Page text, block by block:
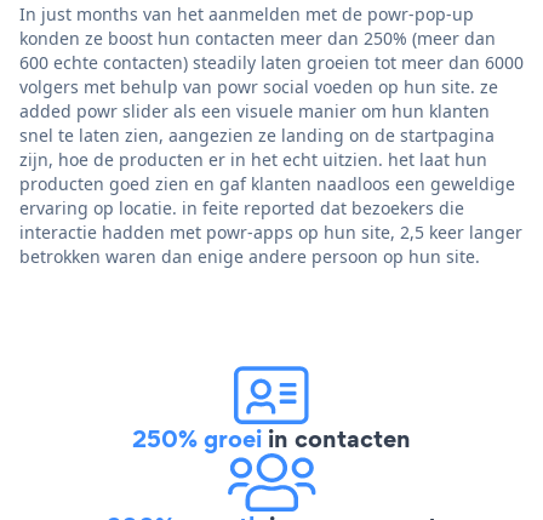
In just months van het aanmelden met de powr-pop-up
konden ze boost hun contacten meer dan 250% (meer dan
600 echte contacten) steadily laten groeien tot meer dan 6000
volgers met behulp van powr social voeden op hun site. ze
added powr slider als een visuele manier om hun klanten
snel te laten zien, aangezien ze landing on de startpagina
zijn, hoe de producten er in het echt uitzien. het laat hun
producten goed zien en gaf klanten naadloos een geweldige
ervaring op locatie. in feite reported dat bezoekers die
interactie hadden met powr-apps op hun site, 2,5 keer langer
betrokken waren dan enige andere persoon op hun site.
250% groei in contacten